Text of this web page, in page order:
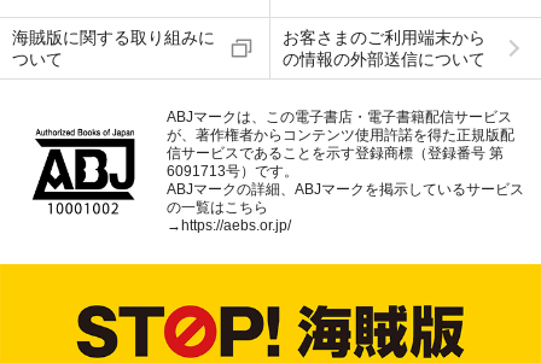
海賊版に関する取り組みに
ついて
お客さまのご利用端末から
の情報の外部送信について
ABJマークは、この電子書店・電子書籍配信サービス
が、著作権者からコンテンツ使用許諾を得た正規版配
信サービスであることを示す登録商標（登録番号 第
6091713号）です。
ABJマークの詳細、ABJマークを掲示しているサービス
の一覧はこちら
→ https://aebs.or.jp/